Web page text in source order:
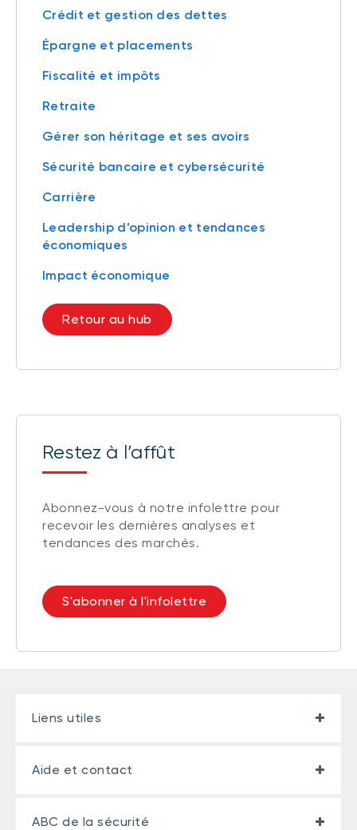
Crédit et gestion des dettes
Épargne et placements
Fiscalité et impôts
Retraite
Gérer son héritage et ses avoirs
Sécurité bancaire et cybersécurité
Carrière
Leadership d’opinion et tendances
économiques
Impact économique
Retour au hub
Restez à l’affût
Abonnez-vous à notre infolettre pour
recevoir les dernières analyses et
tendances des marchés.
S'abonner à l'infolettre
Liens utiles
Aide et contact
ABC de la sécurité